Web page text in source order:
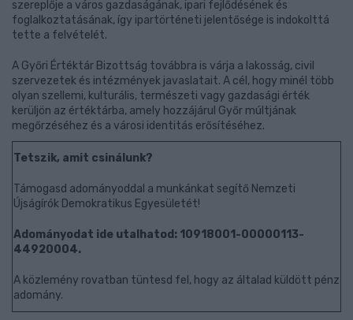
szereplője a város gazdaságának, ipari fejlődésének és
foglalkoztatásának, így ipartörténeti jelentősége is indokolttá
tette a felvételét.
A Győri Értéktár Bizottság továbbra is várja a lakosság, civil
szervezetek és intézmények javaslatait. A cél, hogy minél több
olyan szellemi, kulturális, természeti vagy gazdasági érték
kerüljön az értéktárba, amely hozzájárul Győr múltjának
megőrzéséhez és a városi identitás erősítéséhez.
Tetszik, amit csinálunk?
Támogasd adományoddal a munkánkat segítő Nemzeti
Újságírók Demokratikus Egyesületét!
Adományodat ide utalhatod: 10918001-00000113-
44920004.
A közlemény rovatban tüntesd fel, hogy az általad küldött pénz
adomány.